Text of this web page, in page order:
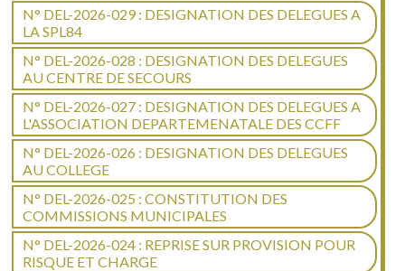
N° DEL-2026-029 : DESIGNATION DES DELEGUES A
LA SPL84
N° DEL-2026-028 : DESIGNATION DES DELEGUES
AU CENTRE DE SECOURS
N° DEL-2026-027 : DESIGNATION DES DELEGUES A
L'ASSOCIATION DEPARTEMENATALE DES CCFF
N° DEL-2026-026 : DESIGNATION DES DELEGUES
AU COLLEGE
N° DEL-2026-025 : CONSTITUTION DES
COMMISSIONS MUNICIPALES
N° DEL-2026-024 : REPRISE SUR PROVISION POUR
RISQUE ET CHARGE